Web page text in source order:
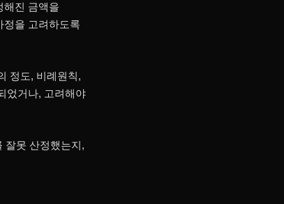
해진 금액을
정을 고려하도록
정도, 비례원칙,
었거나, 고려해야
잘못 산정했는지,